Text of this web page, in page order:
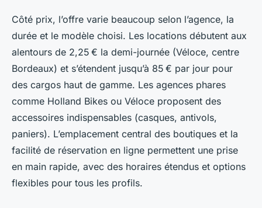
Côté prix, l’offre varie beaucoup selon l’agence, la
durée et le modèle choisi. Les locations débutent aux
alentours de 2,25 € la demi-journée (Véloce, centre
Bordeaux) et s’étendent jusqu’à 85 € par jour pour
des cargos haut de gamme. Les agences phares
comme Holland Bikes ou Véloce proposent des
accessoires indispensables (casques, antivols,
paniers). L’emplacement central des boutiques et la
facilité de réservation en ligne permettent une prise
en main rapide, avec des horaires étendus et options
flexibles pour tous les profils.